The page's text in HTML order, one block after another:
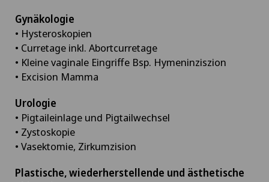
Gynäkologie
• Hysteroskopien
• Curretage inkl. Abortcurretage
• Kleine vaginale Eingriffe Bsp. Hymeninziszion
• Excision Mamma
Urologie
• Pigtaileinlage und Pigtailwechsel
• Zystoskopie
• Vasektomie, Zirkumzision
Plastische, wiederherstellende und ästhetische